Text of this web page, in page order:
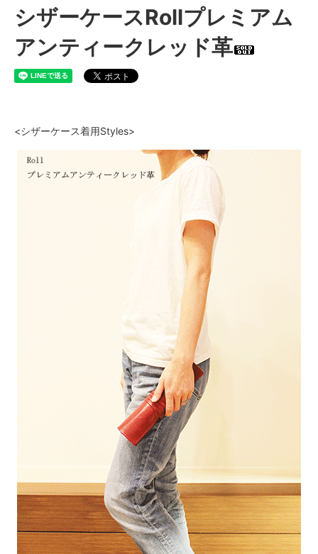
シザーケースRollプレミアム
アンティークレッド革
<シザーケース着用Styles>